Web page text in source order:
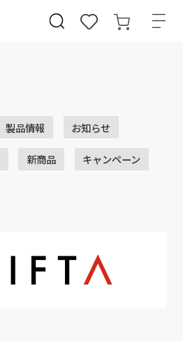
製品情報 お知らせ
新商品 キャンペーン